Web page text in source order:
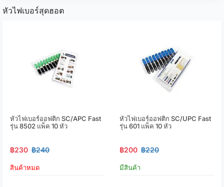
หัวไฟเบอร์สุดฮอต
หัวไฟเบอร์ออฟติก SC/APC Fast
รุ่น 8502 แพ็ค 10 หัว
฿230 ฿240
สินค้าหมด
หัวไฟเบอร์ออฟติก SC/UPC Fast
รุ่น 601 แพ็ค 10 หัว
฿200 ฿220
มีสินค้า